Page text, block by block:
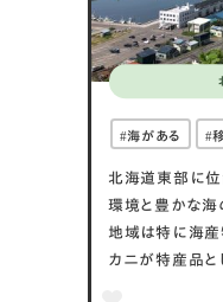
海がある
北海道東部に位
環境と豊かな海
地域は特に海産
カニが特産品と